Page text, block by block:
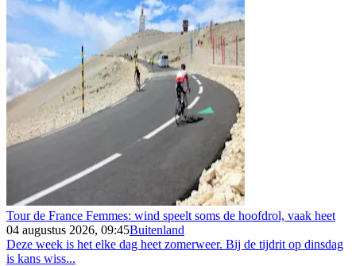
Tour de France Femmes: wind speelt soms de hoofdrol, vaak heet
04 augustus 2026, 09:45Buitenland
Deze week is het elke dag heet zomerweer. Bij de tijdrit op dinsdag
is kans wiss...